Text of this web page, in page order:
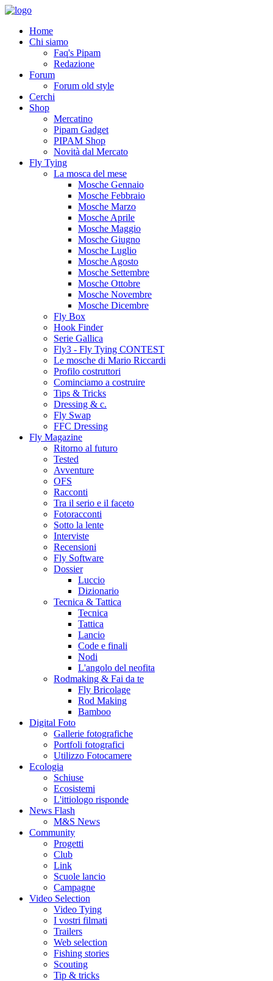
Home
Chi siamo
Faq's Pipam
Redazione
Forum
Forum old style
Cerchi
Shop
Mercatino
Pipam Gadget
PIPAM Shop
Novità dal Mercato
Fly Tying
La mosca del mese
Mosche Gennaio
Mosche Febbraio
Mosche Marzo
Mosche Aprile
Mosche Maggio
Mosche Giugno
Mosche Luglio
Mosche Agosto
Mosche Settembre
Mosche Ottobre
Mosche Novembre
Mosche Dicembre
Fly Box
Hook Finder
Serie Gallica
Fly3 - Fly Tying CONTEST
Le mosche di Mario Riccardi
Profilo costruttori
Cominciamo a costruire
Tips & Tricks
Dressing & c.
Fly Swap
FFC Dressing
Fly Magazine
Ritorno al futuro
Tested
Avventure
OFS
Racconti
Tra il serio e il faceto
Fotoracconti
Sotto la lente
Interviste
Recensioni
Fly Software
Dossier
Luccio
Dizionario
Tecnica & Tattica
Tecnica
Tattica
Lancio
Code e finali
Nodi
L'angolo del neofita
Rodmaking & Fai da te
Fly Bricolage
Rod Making
Bamboo
Digital Foto
Gallerie fotografiche
Portfoli fotografici
Utilizzo Fotocamere
Ecologia
Schiuse
Ecosistemi
L'ittiologo risponde
News Flash
M&S News
Community
Progetti
Club
Link
Scuole lancio
Campagne
Video Selection
Video Tying
I vostri filmati
Trailers
Web selection
Fishing stories
Scouting
Tip & tricks